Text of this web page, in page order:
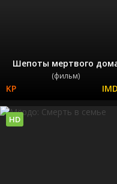
Шепоты мертвого
(фильм)
HD